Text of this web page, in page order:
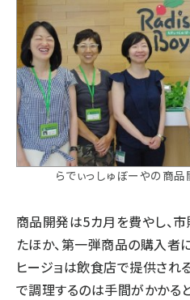
らでぃっしゅぼーやの商品
商品開発は5カ月を費やし、
たほか、第一弾商品の購入者
ヒージョは飲食店で提供され
で調理するのは手間がかかる